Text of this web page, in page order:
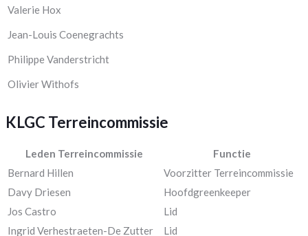
Valerie Hox
Jean-Louis Coenegrachts
Philippe Vanderstricht
Olivier Withofs
KLGC Terreincommissie
Leden Terreincommissie
Functie
Bernard Hillen
Voorzitter Terreincommissie
Davy Driesen
Hoofdgreenkeeper
Jos Castro
Lid
Ingrid Verhestraeten-De Zutter
Lid